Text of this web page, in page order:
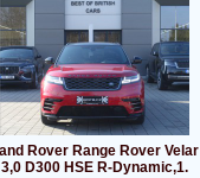
Rover Range Rover Velar
3,0 D300 HSE R-Dynamic,1.